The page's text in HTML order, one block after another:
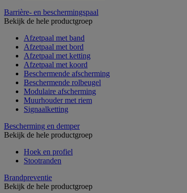
Barrière- en beschermingspaal
Bekijk de hele productgroep
Afzetpaal met band
Afzetpaal met bord
Afzetpaal met ketting
Afzetpaal met koord
Beschermende afscherming
Beschermende rolbeugel
Modulaire afscherming
Muurhouder met riem
Signaalketting
Bescherming en demper
Bekijk de hele productgroep
Hoek en profiel
Stootranden
Brandpreventie
Bekijk de hele productgroep